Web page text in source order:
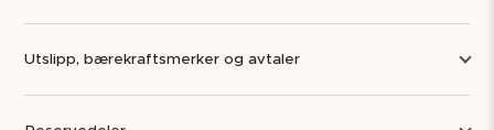
Utslipp, bærekraftsmerker og avtaler